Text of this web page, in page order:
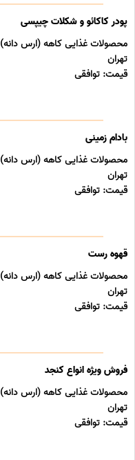
پودر کاکائو و شکلات چیپسی
محصولات غذایی کاهه (ارس دانه)
تهران
قیمت: توافقی
بادام زمینی
محصولات غذایی کاهه (ارس دانه)
تهران
قیمت: توافقی
قهوه رست
محصولات غذایی کاهه (ارس دانه)
تهران
قیمت: توافقی
فروش ویژه انواع کنجد
محصولات غذایی کاهه (ارس دانه)
تهران
قیمت: توافقی